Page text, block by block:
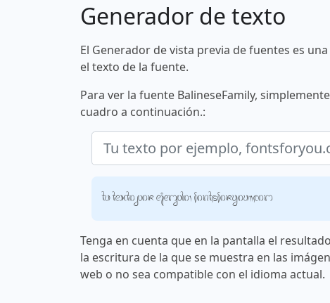
Generador de texto
El Generador de vista previa de fuentes es
el texto de la fuente.
Para ver la fuente BalineseFamily,
cuadro a continuación.:
Tu texto por ejemplo, fontsforyou.com
Tenga en cuenta que en la pantalla el
la escritura de la que se muestra en las
web o no sea compatible con el idioma actual.